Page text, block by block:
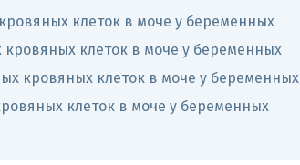
клеток в моче у беременных
клеток в моче у беременных
кровяных клеток в моче у беременных
клеток в моче у беременных